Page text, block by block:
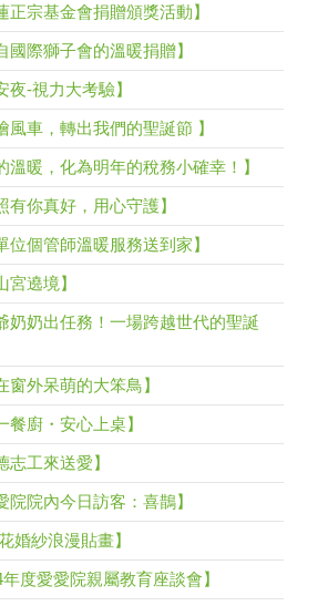
正宗基金會捐贈頒獎活動】
國際獅子會的溫暖捐贈】
夜-視力大考驗】
風車，轉出我們的聖誕節 】
溫暖，化為明年的稅務小確幸！】
有你真好，用心守護】
位個管師溫暖服務送到家】
宮遶境】
奶奶出任務！一場跨越世代的聖誕
窗外呆萌的大笨鳥】
餐廚・安心上桌】
志工來送愛】
院院內今日訪客：喜鵲】
婚紗浪漫貼畫】
度愛愛院親屬教育座談會】